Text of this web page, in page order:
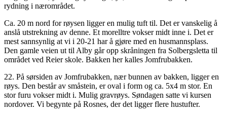
rydning i nærområdet.
Ca. 20 m nord for røysen ligger en mulig tuft til. Det er vanskelig å
anslå utstrekning av denne. Et morelltre vokser midt inne i. Det er
mest sannsynlig at vi i 20-21 har å gjøre med en husmannsplass.
Den gamle veien ut til Alby går opp skråningen fra Solbergsletta til
området ved Reier skole. Bakken her kalles Jomfrubakken.
22. På sørsiden av Jomfrubakken, nær bunnen av bakken, ligger en
røys. Den består av småstein, er oval i form og ca. 5x4 m stor. En
stor furu vokser midt i. Mulig gravrøys. Søndagen satte vi kursen
nordover. Vi begynte på Rosnes, der det ligger flere hustufter.